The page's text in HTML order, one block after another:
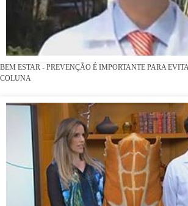
BEM ESTAR - PREVENÇÃO É IMPORTANTE PARA
COLUNA